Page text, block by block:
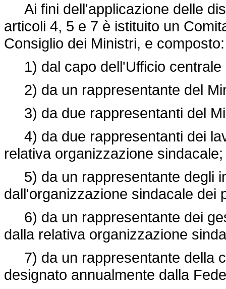
Ai fini dell'applicazione delle
articoli 4, 5 e 7 è istituito un
Consiglio dei Ministri, e composto:
1) dal capo dell'Ufficio centrale
2) da un rappresentante del
3) da due rappresentanti del
4) da due rappresentanti dei
relativa organizzazione sindacale;
5) da un rappresentante degli
dall'organizzazione sindacale dei
6) da un rappresentante dei
dalla relativa organizzazione
7) da un rappresentante della
designato annualmente dalla